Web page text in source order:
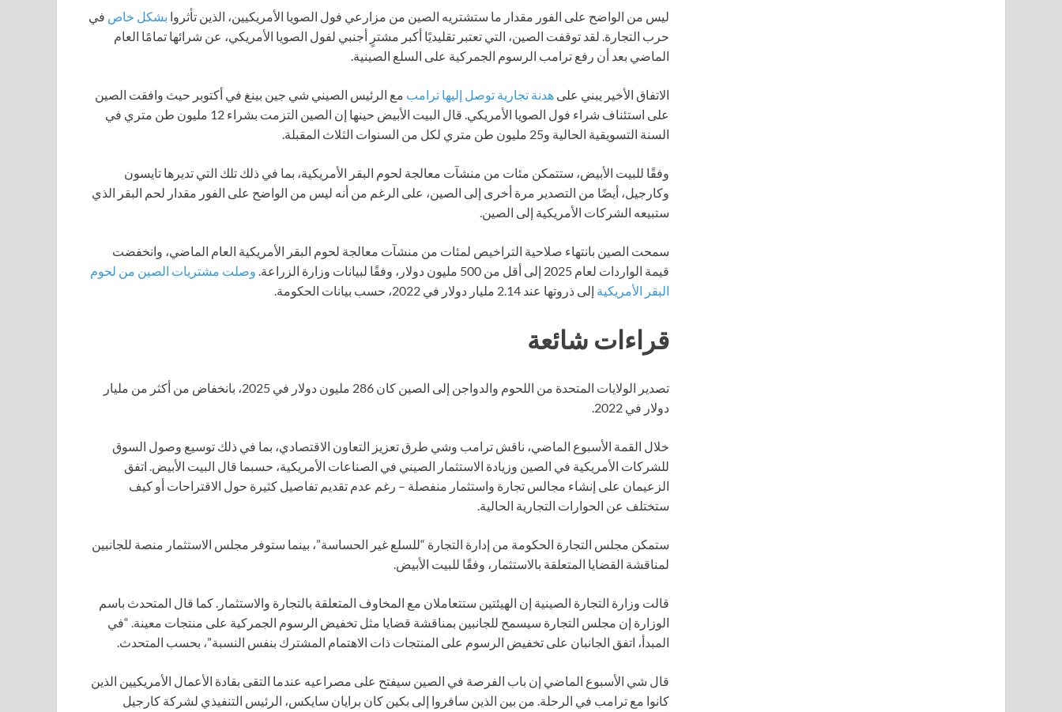
ليس من الواضح على الفور مقدار ما ستشتريه الصين من مزارعي فول الصويا الأمريكيين، الذين تأثروا بشكل خاص في
حرب التجارة. لقد توقفت الصين، التي تعتبر تقليديًا أكبر مشترٍ أجنبي لفول الصويا الأمريكي، عن شرائها تمامًا العام
الماضي بعد أن رفع ترامب الرسوم الجمركية على السلع الصينية.
الاتفاق الأخير يبني على هدنة تجارية توصل إليها ترامب مع الرئيس الصيني شي جين بينغ في أكتوبر حيث وافقت الصين
على استئناف شراء فول الصويا الأمريكي. قال البيت الأبيض حينها إن الصين التزمت بشراء 12 مليون طن متري في
السنة التسويقية الحالية و25 مليون طن متري لكل من السنوات الثلاث المقبلة.
وفقًا للبيت الأبيض، ستتمكن مئات من منشآت معالجة لحوم البقر الأمريكية، بما في ذلك تلك التي تديرها تايسون
وكارجيل، أيضًا من التصدير مرة أخرى إلى الصين، على الرغم من أنه ليس من الواضح على الفور مقدار لحم البقر الذي
ستبيعه الشركات الأمريكية إلى الصين.
سمحت الصين بانتهاء صلاحية التراخيص لمئات من منشآت معالجة لحوم البقر الأمريكية العام الماضي، وانخفضت
قيمة الواردات لعام 2025 إلى أقل من 500 مليون دولار، وفقًا لبيانات وزارة الزراعة.
وصلت مشتريات الصين من لحوم
البقر الأمريكية إلى ذروتها عند 2.14 مليار دولار في 2022، حسب بيانات الحكومة.
قراءات شائعة
تصدير الولايات المتحدة من اللحوم والدواجن إلى الصين كان 286 مليون دولار في 2025، بانخفاض من أكثر من مليار
دولار في 2022.
خلال القمة الأسبوع الماضي، ناقش ترامب وشي طرق تعزيز التعاون الاقتصادي، بما في ذلك توسيع وصول السوق
للشركات الأمريكية في الصين وزيادة الاستثمار الصيني في الصناعات الأمريكية، حسبما قال البيت الأبيض. اتفق
الزعيمان على إنشاء مجالس تجارة واستثمار منفصلة – رغم عدم تقديم تفاصيل كثيرة حول الاقتراحات أو كيف
ستختلف عن الحوارات التجارية الحالية.
ستمكن مجلس التجارة الحكومة من إدارة التجارة “للسلع غير الحساسة”، بينما ستوفر مجلس الاستثمار منصة للجانبين
لمناقشة القضايا المتعلقة بالاستثمار، وفقًا للبيت الأبيض.
قالت وزارة التجارة الصينية إن الهيئتين ستتعاملان مع المخاوف المتعلقة بالتجارة والاستثمار. كما قال المتحدث باسم
الوزارة إن مجلس التجارة سيسمح للجانبين بمناقشة قضايا مثل تخفيض الرسوم الجمركية على منتجات معينة. “في
المبدأ، اتفق الجانبان على تخفيض الرسوم على المنتجات ذات الاهتمام المشترك بنفس النسبة”، بحسب المتحدث.
قال شي الأسبوع الماضي إن باب الفرصة في الصين سيفتح على مصراعيه عندما التقى بقادة الأعمال الأمريكيين الذين
كانوا مع ترامب في الرحلة. من بين الذين سافروا إلى بكين كان برايان سايكس، الرئيس التنفيذي لشركة كارجيل